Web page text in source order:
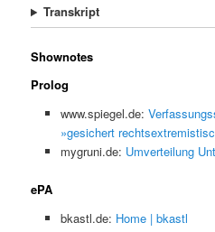
Transkript
Shownotes
Prolog
www.spiegel.de:
»gesichert
mygruni.de: Umverteilung
ePA
bkastl.de: Home | bkastl